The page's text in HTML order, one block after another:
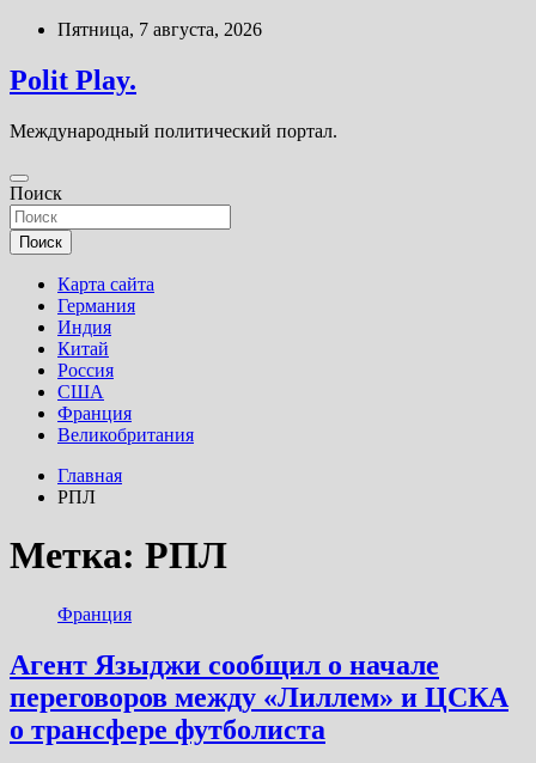
Перейти
содержимому
Пятница, 7 августа, 2026
Polit Play.
Международный политический портал.
Поиск
Поиск
Карта сайта
Германия
Индия
Китай
Россия
США
Франция
Великобритания
Главная
РПЛ
Метка: РПЛ
Франция
Агент Языджи сообщил о начале
переговоров между «Лиллем» и ЦСКА
о трансфере футболиста